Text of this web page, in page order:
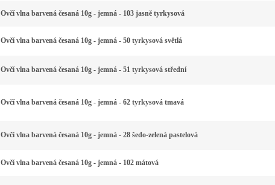
Ovčí vlna barvená česaná 10g - jemná - 103 jasně tyrkysová
Ovčí vlna barvená česaná 10g - jemná - 50 tyrkysová světlá
Ovčí vlna barvená česaná 10g - jemná - 51 tyrkysová střední
Ovčí vlna barvená česaná 10g - jemná - 62 tyrkysová tmavá
Ovčí vlna barvená česaná 10g - jemná - 28 šedo-zelená pastelová
Ovčí vlna barvená česaná 10g - jemná - 102 mátová